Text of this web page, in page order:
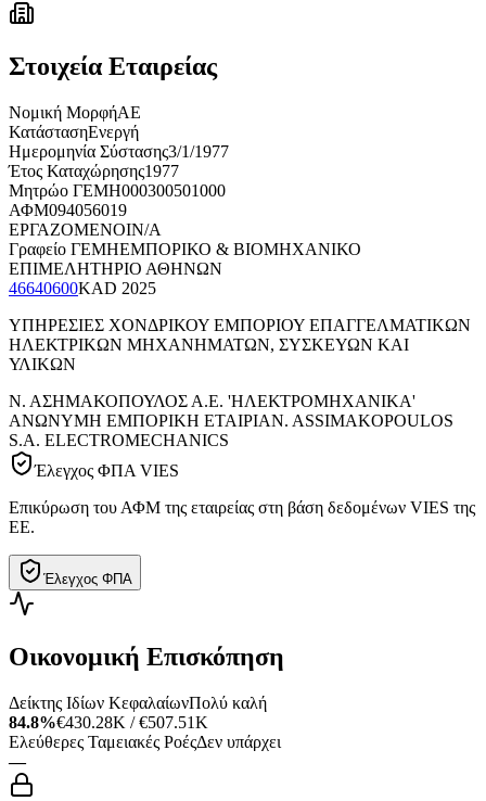
Στοιχεία Εταιρείας
Νομική ΜορφήΑΕ
ΚατάστασηΕνεργή
Ημερομηνία Σύστασης3/1/1977
Έτος Καταχώρησης1977
Μητρώο ΓΕΜΗ000300501000
ΑΦΜ094056019
ΕΡΓΑΖΟΜΕΝΟΙN/A
Γραφείο ΓΕΜΗΕΜΠΟΡΙΚΟ & ΒΙΟΜΗΧΑΝΙΚΟ
ΕΠΙΜΕΛΗΤΗΡΙΟ ΑΘΗΝΩΝ
46640600KAD 2025
ΥΠΗΡΕΣΙΕΣ ΧΟΝΔΡΙΚΟΥ ΕΜΠΟΡΙΟΥ ΕΠΑΓΓΕΛΜΑΤΙΚΩΝ
ΗΛΕΚΤΡΙΚΩΝ ΜΗΧΑΝΗΜΑΤΩΝ, ΣΥΣΚΕΥΩΝ ΚΑΙ
ΥΛΙΚΩΝ
Ν. ΑΣΗΜΑΚΟΠΟΥΛΟΣ Α.Ε. 'ΗΛΕΚΤΡΟΜΗΧΑΝΙΚΑ'
ΑΝΩΝΥΜΗ ΕΜΠΟΡΙΚΗ ΕΤΑΙΡΙΑN. ASSIMAKOPOULOS
S.A. ELECTROMECHANICS
Έλεγχος ΦΠΑ VIES
Επικύρωση του ΑΦΜ της εταιρείας στη βάση δεδομένων VIES της
ΕΕ.
Έλεγχος ΦΠΑ
Οικονομική Επισκόπηση
Δείκτης Ιδίων ΚεφαλαίωνΠολύ καλή
84.8%€430.28K / €507.51K
Ελεύθερες Ταμειακές ΡοέςΔεν υπάρχει
—